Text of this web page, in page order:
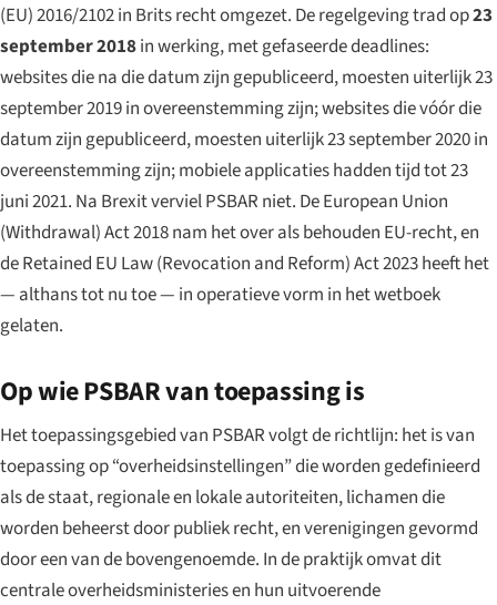
(EU) 2016/2102 in Brits recht omgezet. De regelgeving trad op23
september 2018in werking, met gefaseerde deadlines:
websites die na die datum zijn gepubliceerd, moesten uiterlijk 23
september 2019 in overeenstemming zijn; websites die vóór die
datum zijn gepubliceerd, moesten uiterlijk 23 september 2020 in
overeenstemming zijn; mobiele applicaties hadden tijd tot 23
juni 2021. Na Brexit verviel PSBAR niet. De European Union
(Withdrawal) Act 2018 nam het over als behouden EU-recht, en
de Retained EU Law (Revocation and Reform) Act 2023 heeft het
— althans tot nu toe — in operatieve vorm in het wetboek
gelaten.
Op wie PSBAR van toepassing is
Het toepassingsgebied van PSBAR volgt de richtlijn: het is van
toepassing op “overheidsinstellingen” die worden gedefinieerd
als de staat, regionale en lokale autoriteiten, lichamen die
worden beheerst door publiek recht, en verenigingen gevormd
door een van de bovengenoemde. In de praktijk omvat dit
centrale overheidsministeries en hun uitvoerende